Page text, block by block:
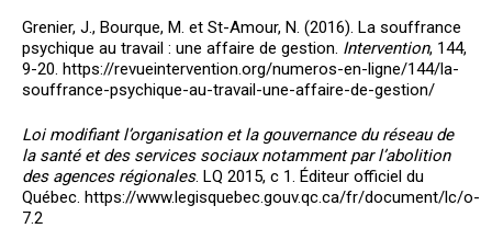
Grenier, J., Bourque, M. et St-Amour, N. (2016). La souffrance
psychique au travail : une affaire de gestion. Intervention, 144,
9-20. https://revueintervention.org/numeros-en-ligne/144/la-
souffrance-psychique-au-travail-une-affaire-de-gestion/
Loi modifiant l’organisation et la gouvernance du réseau de
la santé et des services sociaux notamment par l’abolition
des agences régionales. LQ 2015, c 1. Éditeur officiel du
Québec. https://www.legisquebec.gouv.qc.ca/fr/document/lc/o-
7.2